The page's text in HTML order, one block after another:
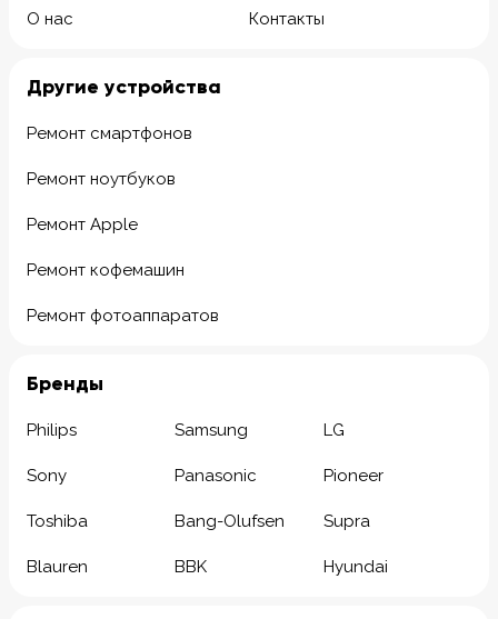
О нас Контакты
Другие устройства
Ремонт смартфонов
Ремонт ноутбуков
Ремонт Apple
Ремонт кофемашин
Ремонт фотоаппаратов
Бренды
Philips Samsung LG
Sony Panasonic Pioneer
Toshiba Bang-Olufsen Supra
Blauren BBK Hyundai